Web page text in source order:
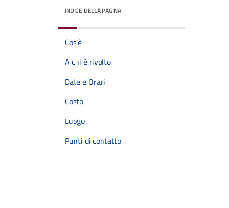
INDICE DELLA PAGINA
Cos'è
A chi è rivolto
Date e Orari
Costo
Luogo
Punti di contatto